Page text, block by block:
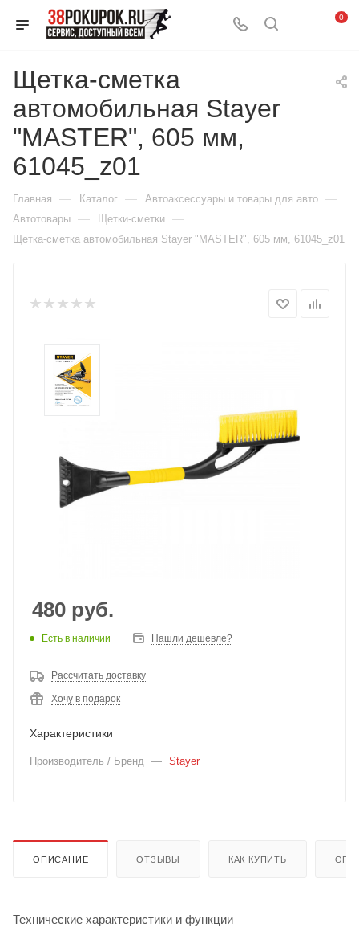
0
Щетка-сметка
автомобильная Stayer
"MASTER", 605 мм,
61045_z01
Главная — Каталог — Автоаксессуары и товары для авто —
Автотовары — Щетки-сметки —
Щетка-сметка автомобильная Stayer "MASTER", 605 мм, 61045_z01
480 руб.
Есть в наличии Нашли дешевле?
Рассчитать доставку
Хочу в подарок
Характеристики
Производитель / Бренд — Stayer
ОПИСАНИЕ ОТЗЫВЫ КАК КУПИТЬ
Технические характеристики и функции